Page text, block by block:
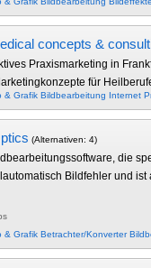
concepts &
Praxismarketing in
für
& Grafik Bildbearbeitung Internet
(Alternativen: 4)
die
Bildfehler und
& Grafik Betrachter/Konverter